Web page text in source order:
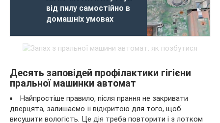
від пилу самостійно в
домашніх умовах
Десять заповідей профілактики гігієни
пральної машинки автомат
Найпростіше правило, після прання не закривати
дверцята, залишаємо її відкритою для того, щоб
висушити вологість. Це дія треба повторити і з лотком